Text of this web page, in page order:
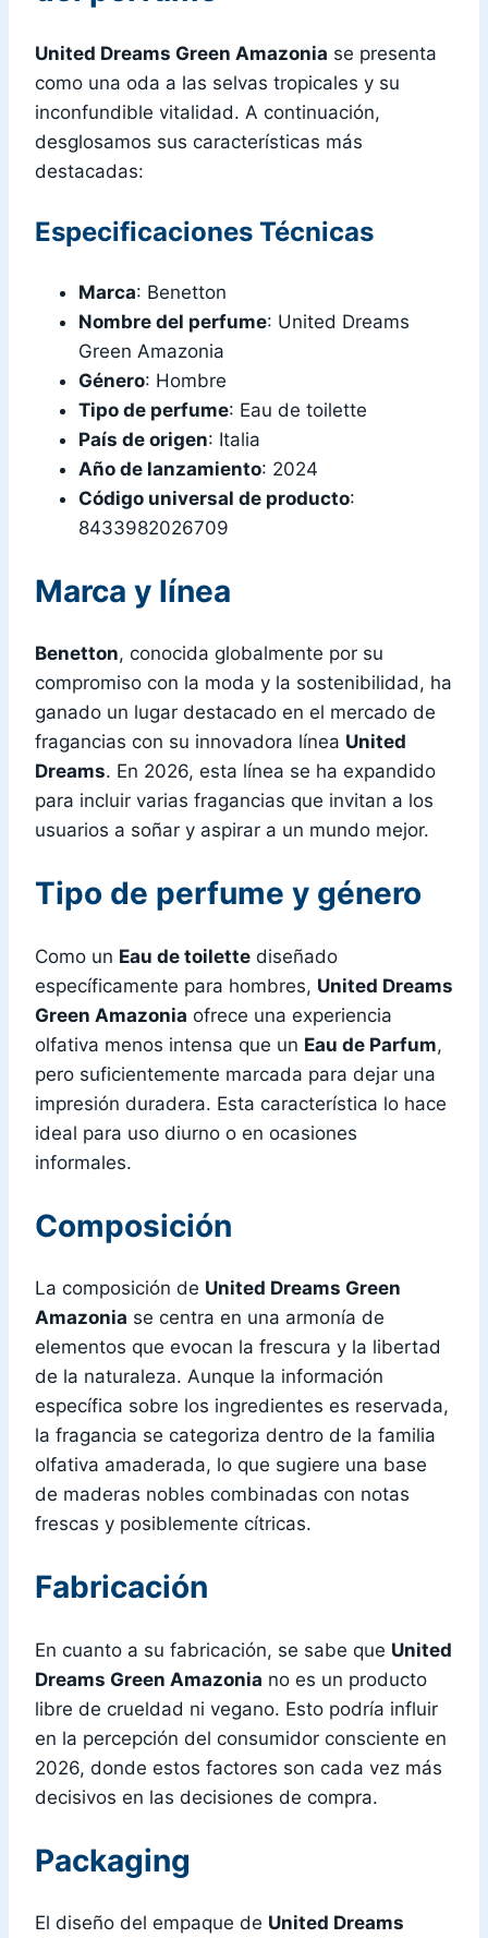
United Dreams Green Amazonia se presenta
como una oda a las selvas tropicales y su
inconfundible vitalidad. A continuación,
desglosamos sus características más
destacadas:
Especificaciones Técnicas
Marca: Benetton
Nombre del perfume: United Dreams
Green Amazonia
Género: Hombre
Tipo de perfume: Eau de toilette
País de origen: Italia
Año de lanzamiento: 2024
Código universal de producto:
8433982026709
Marca y línea
Benetton, conocida globalmente por su
compromiso con la moda y la sostenibilidad, ha
ganado un lugar destacado en el mercado de
fragancias con su innovadora línea United
Dreams. En 2026, esta línea se ha expandido
para incluir varias fragancias que invitan a los
usuarios a soñar y aspirar a un mundo mejor.
Tipo de perfume y género
Como un Eau de toilette diseñado
específicamente para hombres, United Dreams
Green Amazonia ofrece una experiencia
olfativa menos intensa que un Eau de Parfum,
pero suficientemente marcada para dejar una
impresión duradera. Esta característica lo hace
ideal para uso diurno o en ocasiones
informales.
Composición
La composición de United Dreams Green
Amazonia se centra en una armonía de
elementos que evocan la frescura y la libertad
de la naturaleza. Aunque la información
específica sobre los ingredientes es reservada,
la fragancia se categoriza dentro de la familia
olfativa amaderada, lo que sugiere una base
de maderas nobles combinadas con notas
frescas y posiblemente cítricas.
Fabricación
En cuanto a su fabricación, se sabe que United
Dreams Green Amazonia no es un producto
libre de crueldad ni vegano. Esto podría influir
en la percepción del consumidor consciente en
2026, donde estos factores son cada vez más
decisivos en las decisiones de compra.
Packaging
El diseño del empaque de United Dreams